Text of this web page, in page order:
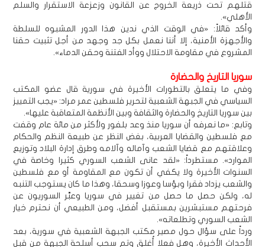
قتلهم تحت ذريعة الخروج عن القانون وزعزعة الاستقرار والسلم
الأهلي».
وأكد قائلاً: «في الوقت الذي ندين هذا الدور المشبوه للسلطة
والأجهزة الأمنية، إلا أننا نعمل بكل جد وجهد من أجل تثبيت حقنا
المشروع في مقاومة الاحتلال ووأد الفتنة وحقن الدماء».
سوريا التاريخ والحضارة
وفي ما يتعلق بالتطورات الأخيرة في سورية قال عضو المكتب
السياسي في الجبهة الشعبية لتحرير فلسطين عمر مراد: «يجب التمييز
بين سوريا التاريخ والحضارة والثقافة وبين الأنظمة المتعاقبة عليها».
وتابع: «ما نعرفه أن سوريا منذ وعد بلفور ولأكثر من مائة عام وقفت
مع فلسطين والقضايا العربية، بغض النظر عن طبيعة النظم والحكام
وعلاقتهم مع قضايا الشعب وآماله وآلامه وطرق إدارة البلاد وتوزيع
الموارد». مستطرداً: «لقد عانى الشعب السوري كثيرا وخاصة في
السنوات الأخيرة ولا يكفي أن تكون مع المقاومة أو مع فلسطين
والشعب يزداد فقرا وبؤسا وعوزا وسحقا، وهذا ما كان يستوجب التنبه
له، ولكن حصل ما حصل من تغيير في سوريا وعبَّر السوريون عن
فرحتهم مستبشرين بمستقبل أفضل، ومن الطبيعي أن نحترم خيار
الشعب السوري وتطلعاته».
ورداً على سؤال حول مصير مكتب الجبهة الشعبية في سورية، بعد
الأحداث الأخيرة، وهل فعلا أُغلق وتم سحب أسلحة الجبهة من قبل